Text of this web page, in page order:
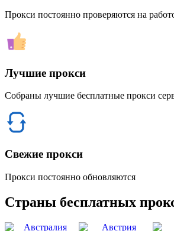
Прокси постоянно проверяются на
Лучшие прокси
Собраны лучшие бесплатные прокси
Свежие прокси
Прокси постоянно обновляются
Страны бесплатных